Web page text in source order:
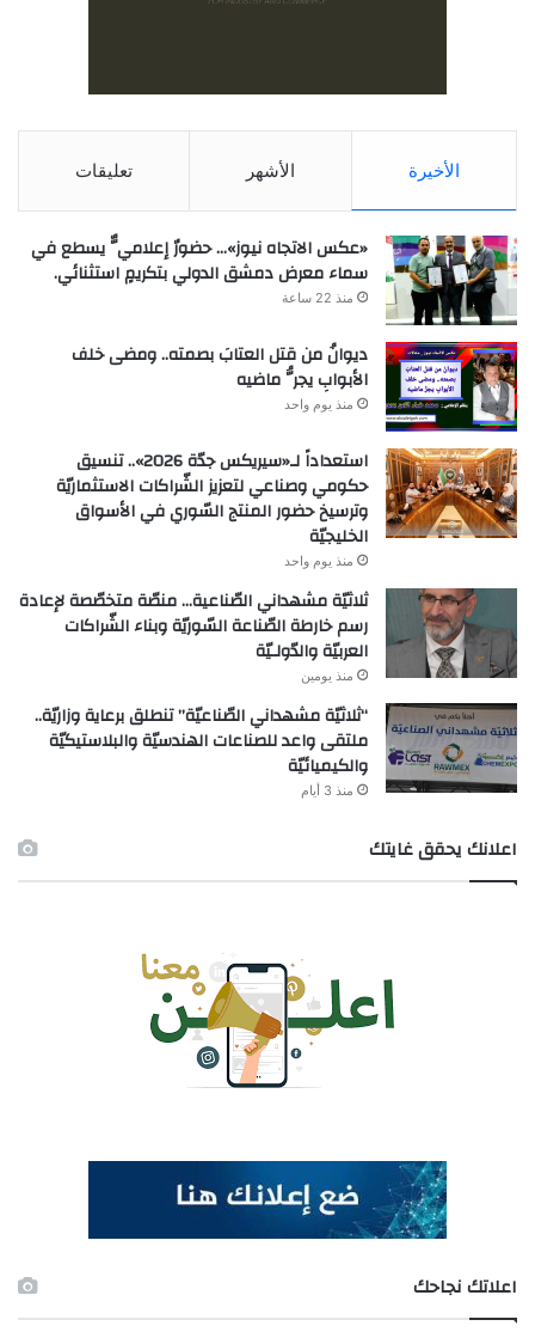
الأخيرة الأشهر تعليقات
«عكس الاتجاه نيوز»… حضورٌ إعلاميٌّ يسطع في
سماء معرض دمشق الدولي بتكريمٍ استثنائي.
منذ 22 ساعة
ديوانُ من قتل العتابَ بصمته.. ومضى خلف
الأبوابِ يجرُّ ماضيه
منذ يوم واحد
استعداداً لـ«سيريكس جدّة 2026».. تنسيق
حكومي وصناعي لتعزيز الشّراكات الاستثماريّة
وترسيخ حضور المنتج السّوري في الأسواق
الخليجيّة
منذ يوم واحد
ثلاثيّة مشهداني الصّناعية… منصّة متخصّصة لإعادة
رسم خارطة الصّناعة السّوريّة وبناء الشّراكات
العربيّة والدّولـيّة
منذ يومين
“ثلاثيّة مشهداني الصّناعيّة” تنطلق برعاية وزاريّة..
ملتقى واعد للصناعات الهندسيّة والبلاستيكيّة
والكيميائيّة
منذ 3 أيام
اعلانك يحقق غايتك
اعلاتك نجاحك